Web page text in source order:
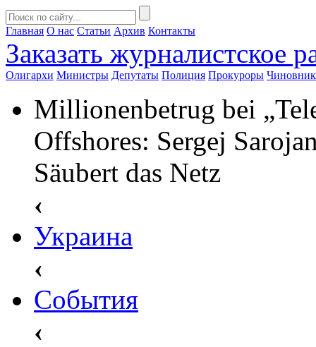
Главная О нас Статьи Архив Контакты
Заказать журналистское
Олигархи Министры Депутаты Полиция Прокуроры
Millionenbetrug bei
Offshores: Sergej
Säubert das Netz
‹
Украина
‹
События
‹